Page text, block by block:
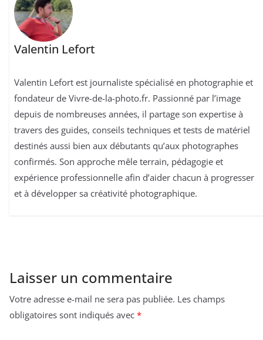
Valentin Lefort
Valentin Lefort est journaliste spécialisé en photographie et
fondateur de Vivre-de-la-photo.fr. Passionné par l’image
depuis de nombreuses années, il partage son expertise à
travers des guides, conseils techniques et tests de matériel
destinés aussi bien aux débutants qu’aux photographes
confirmés. Son approche mêle terrain, pédagogie et
expérience professionnelle afin d’aider chacun à progresser
et à développer sa créativité photographique.
Laisser un commentaire
Votre adresse e-mail ne sera pas publiée. Les champs
obligatoires sont indiqués avec *